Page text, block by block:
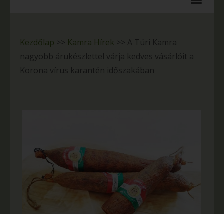
Kezdőlap >> Kamra Hírek >> A Túri Kamra
nagyobb árukészlettel várja kedves vásárlóit a
Korona vírus karantén időszakában